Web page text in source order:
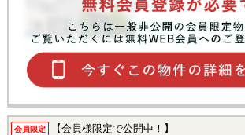
会員限定 【会員様限定で公開中！】